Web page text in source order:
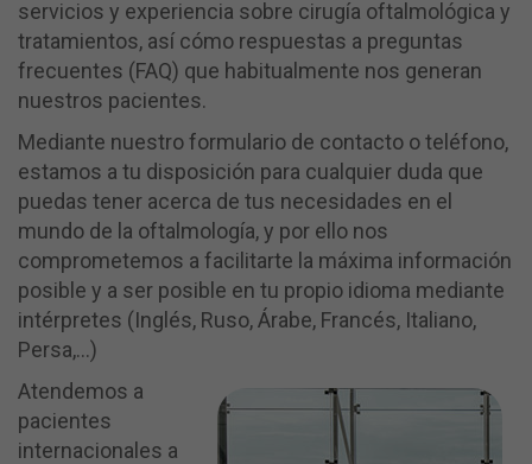
servicios y experiencia sobre cirugía oftalmológica y
tratamientos, así cómo respuestas a preguntas
frecuentes (FAQ) que habitualmente nos generan
nuestros pacientes.
Mediante nuestro formulario de contacto o teléfono,
estamos a tu disposición para cualquier duda que
puedas tener acerca de tus necesidades en el
mundo de la oftalmología, y por ello nos
comprometemos a facilitarte la máxima información
posible y a ser posible en tu propio idioma mediante
intérpretes (Inglés, Ruso, Árabe, Francés, Italiano,
Persa,…)
Atendemos a
pacientes
internacionales a